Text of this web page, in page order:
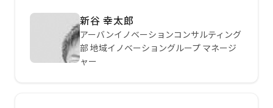
新谷 幸太郎
アーバンイノベーションコンサルティング
部 地域イノベーショングループ マネージ
ャー